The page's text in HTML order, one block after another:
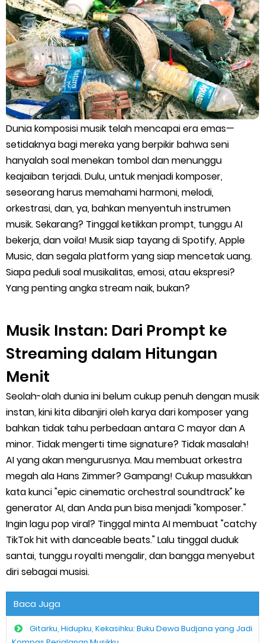
Fenomena Lulusan Musik yang Buru-Buru Bikin Brand Kursus
Tanpa Filosofi
Bagaimana Saya Memahami Filsafat Pendidikan Untuk
Membangun Fundamen Filosofi Fisella®
Filsafat Pendidikan dan Aplikasinya dalam Pendidikan Musik:
Epistemologi, Ontologi, dan Aksiologi
Fenomena Royalti Musik di Indonesia: Antara Pamor dan Hak
Cipta
Kamu Terlalu Bercanda Sebagai Cendekiawan Musik
Identitas Sosial dalam Musik Berdasarkan Gender: Genre
Maskulinitas VS Feminitas
PUNK dalam Perspektif Psikologi Sosial: Bukan Sekadar
Penampilan, tetapi Tindakan Sosial
Neo-Colonialism dalam Pendidikan Musik Indonesia: Ketika
Standar Asing Sering Dianggap Lebih Baik
Friday, 7 August
Dunia komposisi musik telah mencapai era emas—
setidaknya bagi mereka yang berpikir bahwa seni
hanyalah soal menekan tombol dan menunggu
keajaiban terjadi. Dulu, untuk menjadi komposer,
seseorang harus memahami harmoni, melodi,
orkestrasi, dan, ya, bahkan menyentuh instrumen
musik. Sekarang? Tinggal ketikkan prompt, tunggu AI
bekerja, dan voila! Musik siap tayang di Spotify, Apple
Music, dan segala platform yang siap mencetak uang.
Siapa peduli soal musikalitas, emosi, atau ekspresi?
Yang penting angka stream naik, bukan?
Musik Instan: Dari Prompt ke
Streaming dalam Hitungan
Menit
Seolah-olah dunia ini belum cukup penuh dengan musik
instan, kini kita dibanjiri oleh karya dari komposer yang
bahkan tidak tahu perbedaan antara C mayor dan A
minor. Tidak mengerti time signature? Tidak masalah!
AI yang akan mengurusnya. Mau membuat orkestra
megah ala Hans Zimmer? Gampang! Cukup masukkan
kata kunci "epic cinematic orchestral soundtrack" ke
generator AI, dan Anda pun bisa menjadi "komposer."
Ingin lagu pop viral? Tinggal minta AI membuat "catchy
TikTok hit with danceable beats." Lalu tinggal duduk
santai, tunggu royalti mengalir, dan bangga menyebut
diri sebagai musisi.
Baca Juga
Gitarku, Hidupku, Kekasihku: Buku Dewa Budjana yang Jadi